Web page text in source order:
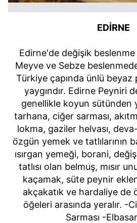
EDİRNE
Edirne'de değişik
Meyve ve Sebze
Türkiye çapında ünlü beyaz
yaygındır. Edirne Peyniri
genellikle koyun sütünden
tarhana, ciğer sarması,
lokma, gaziler helvası,
özgün yemek ve tatlılarının
ısırgan yemeği, borani,
tatlısı olan belmuş, mısır
kaçamak, süte peynir
akçakatık ve hardaliye de
öğeleri arasında yeralır. -
Sarması -